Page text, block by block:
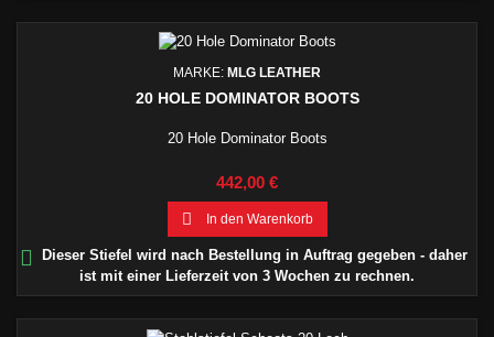
MARKE: MLG LEATHER
20 HOLE DOMINATOR BOOTS
20 Hole Dominator Boots
Preis
442,00 €
 In den Warenkorb

Dieser Stiefel wird nach Bestellung in Auftrag gegeben - daher
ist mit einer Lieferzeit von 3 Wochen zu rechnen.